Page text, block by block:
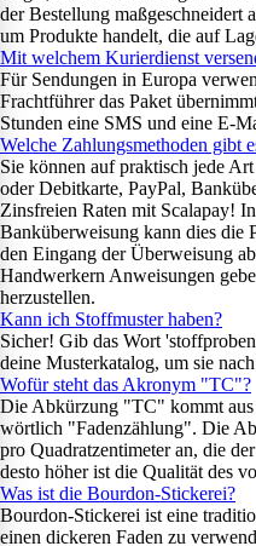
der Bestellung maßgeschneidert
um Produkte handelt, die auf
Mit welchem Kurierdienst
Für Sendungen in Europa
Frachtführer das Paket
Stunden eine SMS und eine E-
Welche Zahlungsmethoden gibt
Sie können auf praktisch jede
oder Debitkarte, PayPal,
Zinsfreien Raten mit Scalapay!
Banküberweisung kann dies die
den Eingang der Überweisung
Handwerkern Anweisungen
herzustellen.
Kann ich Stoffmuster haben?
Sicher! Gib das Wort
deine Musterkatalog, um sie
Wofür steht das Akronym "TC"?
Die Abkürzung "TC" kommt
wörtlich "Fadenzählung". Die
pro Quadratzentimeter an, die
desto höher ist die Qualität des
Was ist die Bourdon-Stickerei?
Bourdon-Stickerei ist eine
einen dickeren Faden zu